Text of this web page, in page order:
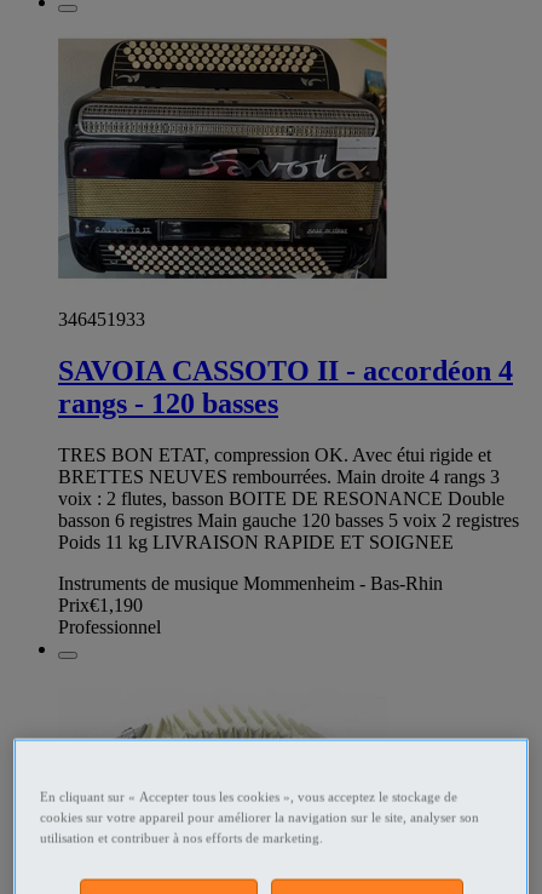
346451933
SAVOIA CASSOTO II - accordéon 4
rangs - 120 basses
TRES BON ETAT, compression OK. Avec étui rigide et
BRETTES NEUVES rembourrées. Main droite 4 rangs 3
voix : 2 flutes, basson BOITE DE RESONANCE Double
basson 6 registres Main gauche 120 basses 5 voix 2 registres
Poids 11 kg LIVRAISON RAPIDE ET SOIGNEE
Instruments de musique Mommenheim - Bas-Rhin
Prix€1,190
Professionnel
En cliquant sur « Accepter tous les cookies », vous acceptez le stockage de
cookies sur votre appareil pour améliorer la navigation sur le site, analyser son
utilisation et contribuer à nos efforts de marketing.